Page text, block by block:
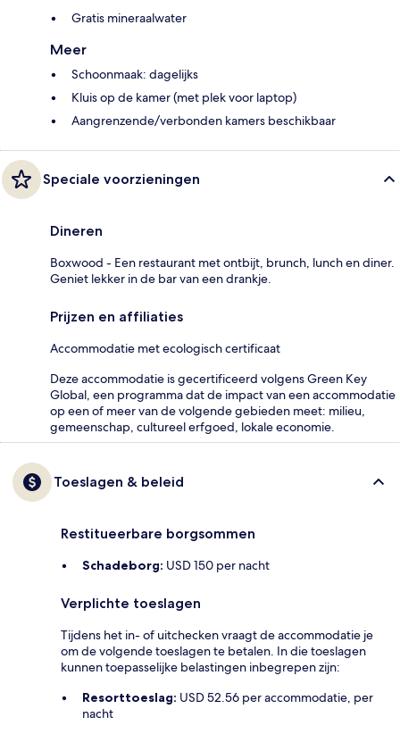
Gratis mineraalwater
Meer
Schoonmaak: dagelijks
Kluis op de kamer (met plek voor laptop)
Aangrenzende/verbonden kamers beschikbaar
Speciale voorzieningen
Dineren
Boxwood - Een restaurant met ontbijt, brunch, lunch en diner.
Geniet lekker in de bar van een drankje.
Prijzen en affiliaties
Accommodatie met ecologisch certificaat
Deze accommodatie is gecertificeerd volgens Green Key
Global, een programma dat de impact van een accommodatie
op een of meer van de volgende gebieden meet: milieu,
gemeenschap, cultureel erfgoed, lokale economie.
Toeslagen & beleid
Restitueerbare borgsommen
Schadeborg: USD 150 per nacht
Verplichte toeslagen
Tijdens het in- of uitchecken vraagt de accommodatie je
om de volgende toeslagen te betalen. In die toeslagen
kunnen toepasselijke belastingen inbegrepen zijn:
Resorttoeslag: USD 52.56 per accommodatie, per
nacht